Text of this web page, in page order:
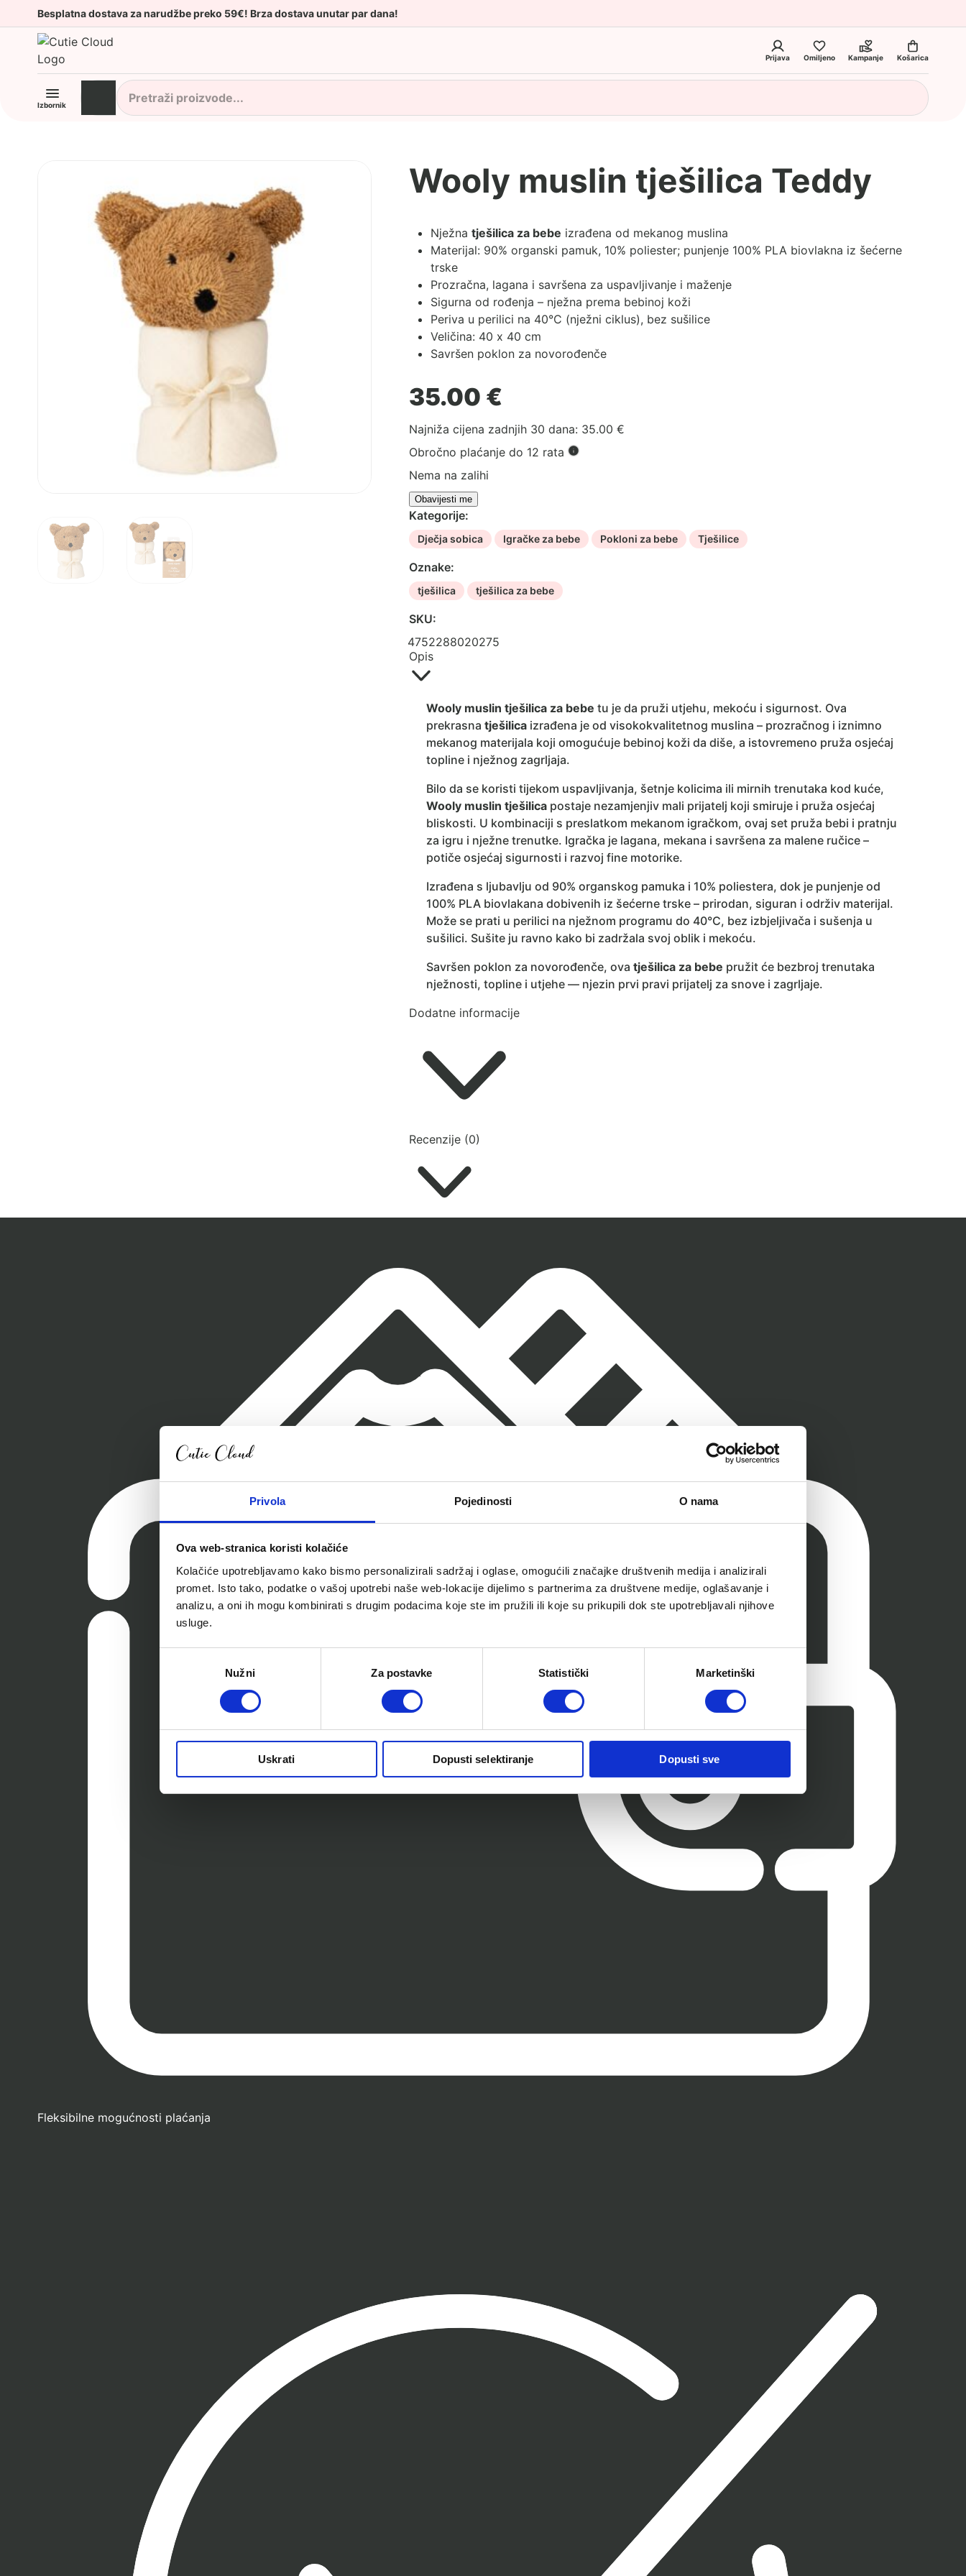
Privola Pojedinosti O nama
Ova web-stranica koristi kolačiće
Kolačiće upotrebljavamo kako bismo personalizirali sadržaj i oglase, omogućili značajke društvenih medija i analizirali
promet. Isto tako, podatke o vašoj upotrebi naše web-lokacije dijelimo s partnerima za društvene medije, oglašavanje i
analizu, a oni ih mogu kombinirati s drugim podacima koje ste im pružili ili koje su prikupili dok ste upotrebljavali njihove
usluge.
Nužni Za postavke Statistički Marketinški
Uskrati Dopusti selektiranje Dopusti sve
Besplatna dostava za narudžbe preko 59€! Brza dostava unutar par dana!
Prijava Omiljeno Kampanje Košarica
Izbornik
Wooly muslin tješilica Teddy
Nježna tješilica za bebe izrađena od mekanog muslina
Materijal: 90% organski pamuk, 10% poliester; punjenje 100% PLA biovlakna iz šećerne
trske
Prozračna, lagana i savršena za uspavljivanje i maženje
Sigurna od rođenja – nježna prema bebinoj koži
Periva u perilici na 40°C (nježni ciklus), bez sušilice
Veličina: 40 x 40 cm
Savršen poklon za novorođenče
35.00 €
Najniža cijena zadnjih 30 dana: 35.00 €
Obročno plaćanje do 12 rata
Nema na zalihi
Kategorije:
Dječja sobica Igračke za bebe Pokloni za bebe Tješilice
Oznake:
tješilica tješilica za bebe
SKU:
4752288020275
Opis
Wooly muslin tješilica za bebe tu je da pruži utjehu, mekoću i sigurnost. Ova
prekrasna tješilicaizrađena je od visokokvalitetnog muslina – prozračnog i iznimno
mekanog materijala koji omogućuje bebinoj koži da diše, a istovremeno pruža osjećaj
topline i nježnog zagrljaja.
Bilo da se koristi tijekom uspavljivanja, šetnje kolicima ili mirnih trenutaka kod kuće,
Wooly muslin tješilicapostaje nezamjenjiv mali prijatelj koji smiruje i pruža osjećaj
bliskosti. U kombinaciji s preslatkom mekanom igračkom, ovaj set pruža bebi i pratnju
za igru i nježne trenutke. Igračka je lagana, mekana i savršena za malene ručice –
potiče osjećaj sigurnosti i razvoj fine motorike.
Izrađena s ljubavlju od 90% organskog pamuka i 10% poliestera, dok je punjenje od
100% PLA biovlakana dobivenih iz šećerne trske – prirodan, siguran i održiv materijal.
Može se prati u perilici na nježnom programu do 40°C, bez izbjeljivača i sušenja u
sušilici. Sušite ju ravno kako bi zadržala svoj oblik i mekoću.
Savršen poklon za novorođenče, ova tješilica za bebe pružit će bezbroj trenutaka
nježnosti, topline i utjehe — njezin prvi pravi prijatelj za snove i zagrljaje.
Dodatne informacije
Recenzije (0)
Fleksibilne mogućnosti plaćanja